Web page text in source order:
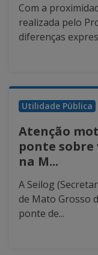
Com a
realizada pelo
diferenças
Utilidade Pública
Atenção
ponte sobre
na M...
A Seilog
de Mato Grosso
ponte de...